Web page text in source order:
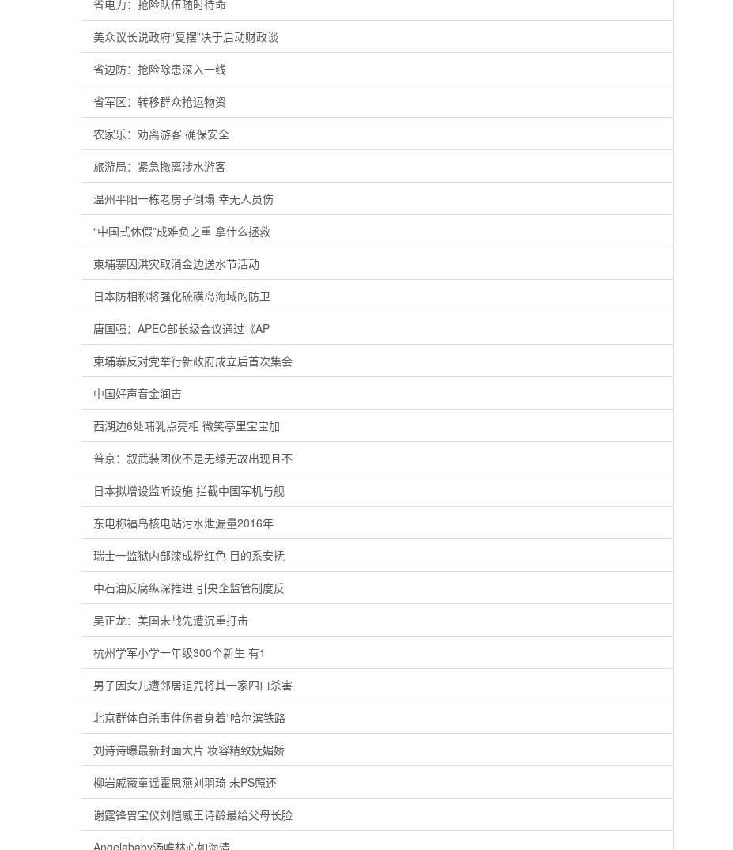
省电力：抢险队伍随时待命
美众议长说政府“复摆”决于启动财政谈
省边防：抢险除患深入一线
省军区：转移群众抢运物资
农家乐：劝离游客 确保安全
旅游局：紧急撤离涉水游客
温州平阳一栋老房子倒塌 幸无人员伤
“中国式休假”成难负之重 拿什么拯救
柬埔寨因洪灾取消金边送水节活动
日本防相称将强化硫磺岛海域的防卫
唐国强：APEC部长级会议通过《AP
柬埔寨反对党举行新政府成立后首次集会
中国好声音金润吉
西湖边6处哺乳点亮相 微笑亭里宝宝加
普京：叙武装团伙不是无缘无故出现且不
日本拟增设监听设施 拦截中国军机与舰
东电称福岛核电站污水泄漏量2016年
瑞士一监狱内部漆成粉红色 目的系安抚
中石油反腐纵深推进 引央企监管制度反
吴正龙：美国未战先遭沉重打击
杭州学军小学一年级300个新生 有1
男子因女儿遭邻居诅咒将其一家四口杀害
北京群体自杀事件伤者身着“哈尔滨铁路
刘诗诗曝最新封面大片 妆容精致妩媚娇
柳岩戚薇童谣霍思燕刘羽琦 未PS照还
谢霆锋曾宝仪刘恺威王诗龄最给父母长脸
Angelababy汤唯林心如海清